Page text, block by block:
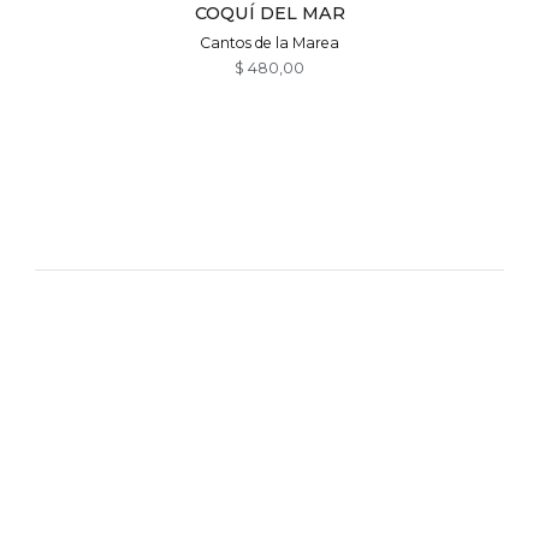
COQUÍ DEL MAR
Cantos de la Marea
$ 480,00